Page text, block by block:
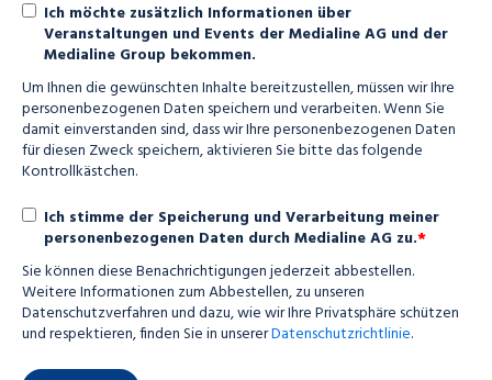
Ich möchte zusätzlich Informationen über
Veranstaltungen und Events der Medialine AG und der
Medialine Group bekommen.
Um Ihnen die gewünschten Inhalte bereitzustellen, müssen wir Ihre
personenbezogenen Daten speichern und verarbeiten. Wenn Sie
damit einverstanden sind, dass wir Ihre personenbezogenen Daten
für diesen Zweck speichern, aktivieren Sie bitte das folgende
Kontrollkästchen.
Ich stimme der Speicherung und Verarbeitung meiner
personenbezogenen Daten durch Medialine AG zu.*
Sie können diese Benachrichtigungen jederzeit abbestellen.
Weitere Informationen zum Abbestellen, zu unseren
Datenschutzverfahren und dazu, wie wir Ihre Privatsphäre schützen
und respektieren, finden Sie in unsererDatenschutzrichtlinie.